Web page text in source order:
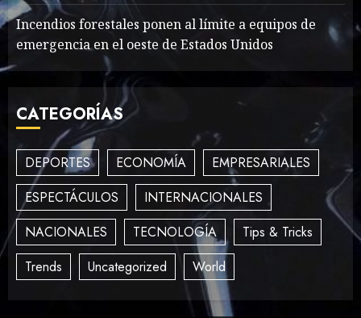
3
Foods Have You Tried?
5
Need to Know About the
Classic Cars in a Retro
Movie?
MAYO 14, 2024
Incendios forestales ponen al límite a equipos de
emergencia en el oeste de Estados Unidos
CATEGORÍAS
DEPORTES ECONOMÍA
EMPRESARIALES
ESPECTÁCULOS
INTERNACIONALES
NACIONALES
TECNOLOGÍA
Tips & Tricks
Trends
Uncategorized World